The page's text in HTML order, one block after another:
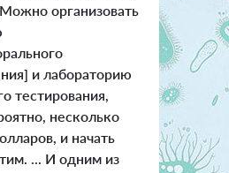
организовать
и лабораторию
тестирования,
несколько
и начать
... И одним из